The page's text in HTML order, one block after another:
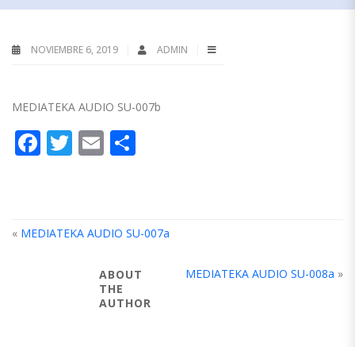
NOVIEMBRE 6, 2019 ADMIN
MEDIATEKA AUDIO SU-007b
Facebook
Twitter
Email
« MEDIATEKA AUDIO SU-007a
MEDIATEKA AUDIO SU-008a »
ABOUT
THE
AUTHOR